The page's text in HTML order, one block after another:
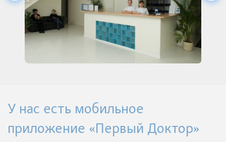
У нас есть мобильное
приложение «Первый Доктор»